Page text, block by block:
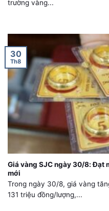
trường vàng...
Giá vàng SJC ngày 30/8: Đạt
mới
Trong ngày 30/8, giá vàng
131 triệu đồng/lượng,...
30
Th8